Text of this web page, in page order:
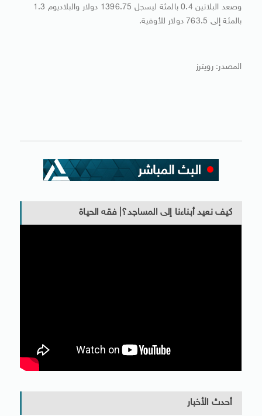
وصعد البلاتين 0.4 بالمئة ليسجل 1396.75 دولار والبلاديوم 1.3
بالمئة إلى 763.5 دولار للأوقية.
المصدر: رويترز
كيف نعيد أبناءنا إلى المساجد؟| فقه الحياة
أحدث الأخبار